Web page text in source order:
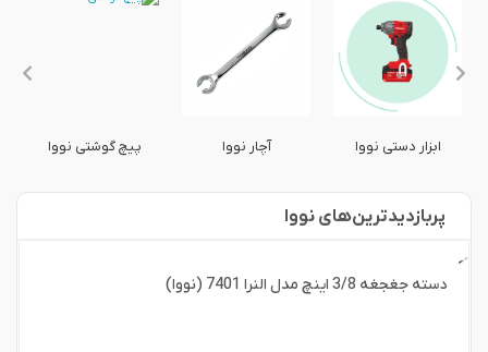
ابزار دستی نووا آچار نووا پیچ گوشتی نووا
پربازدید‌ترین‌های نووا
دسته جغجغه 3/8 اینچ مدل النرا 7401 (نووا)